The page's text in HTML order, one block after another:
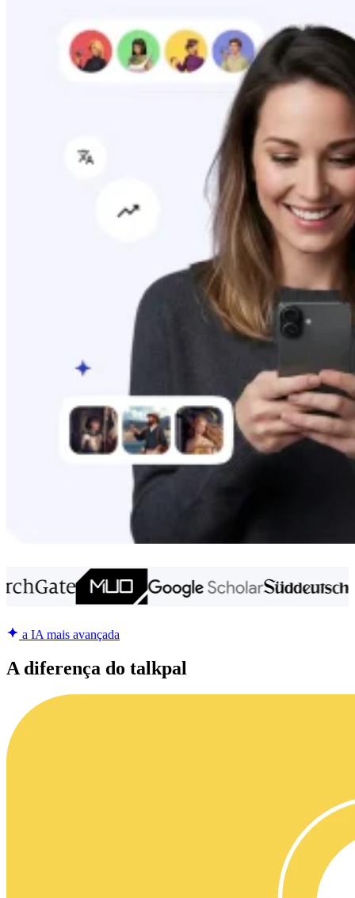
a IA mais avançada
A diferença do talkpal